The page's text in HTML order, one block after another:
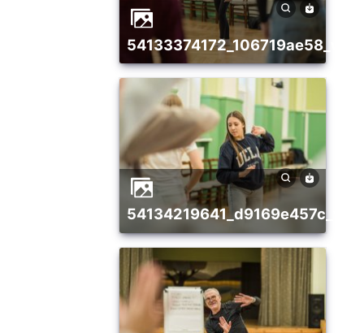
54133374172_106719ae58_w
54134219641_d9169e457c_w